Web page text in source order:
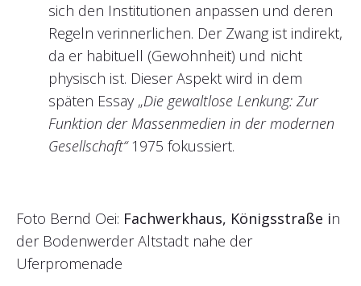
sich den Institutionen anpassen und deren
Regeln verinnerlichen. Der Zwang ist indirekt,
da er habituell (Gewohnheit) und nicht
physisch ist. Dieser Aspekt wird in dem
späten Essay „Die gewaltlose Lenkung: Zur
Funktion der Massenmedien in der modernen
Gesellschaft“1975 fokussiert.
Foto Bernd Oei: Fachwerkhaus, Königsstraße in
der Bodenwerder Altstadt nahe der
Uferpromenade